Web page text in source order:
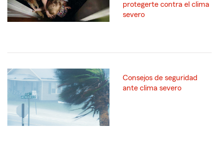
protegerte contra el clima
severo
Consejos de seguridad
ante clima severo